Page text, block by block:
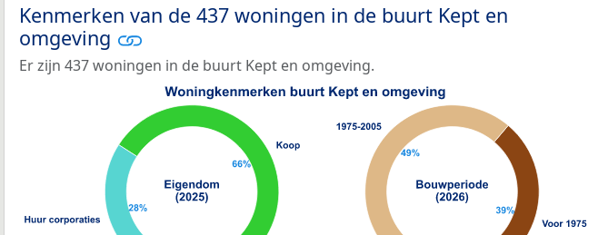
Kenmerken van de 437 woningen in de buurt Kept en
omgeving
Er zijn 437 woningen in de buurt Kept en omgeving.